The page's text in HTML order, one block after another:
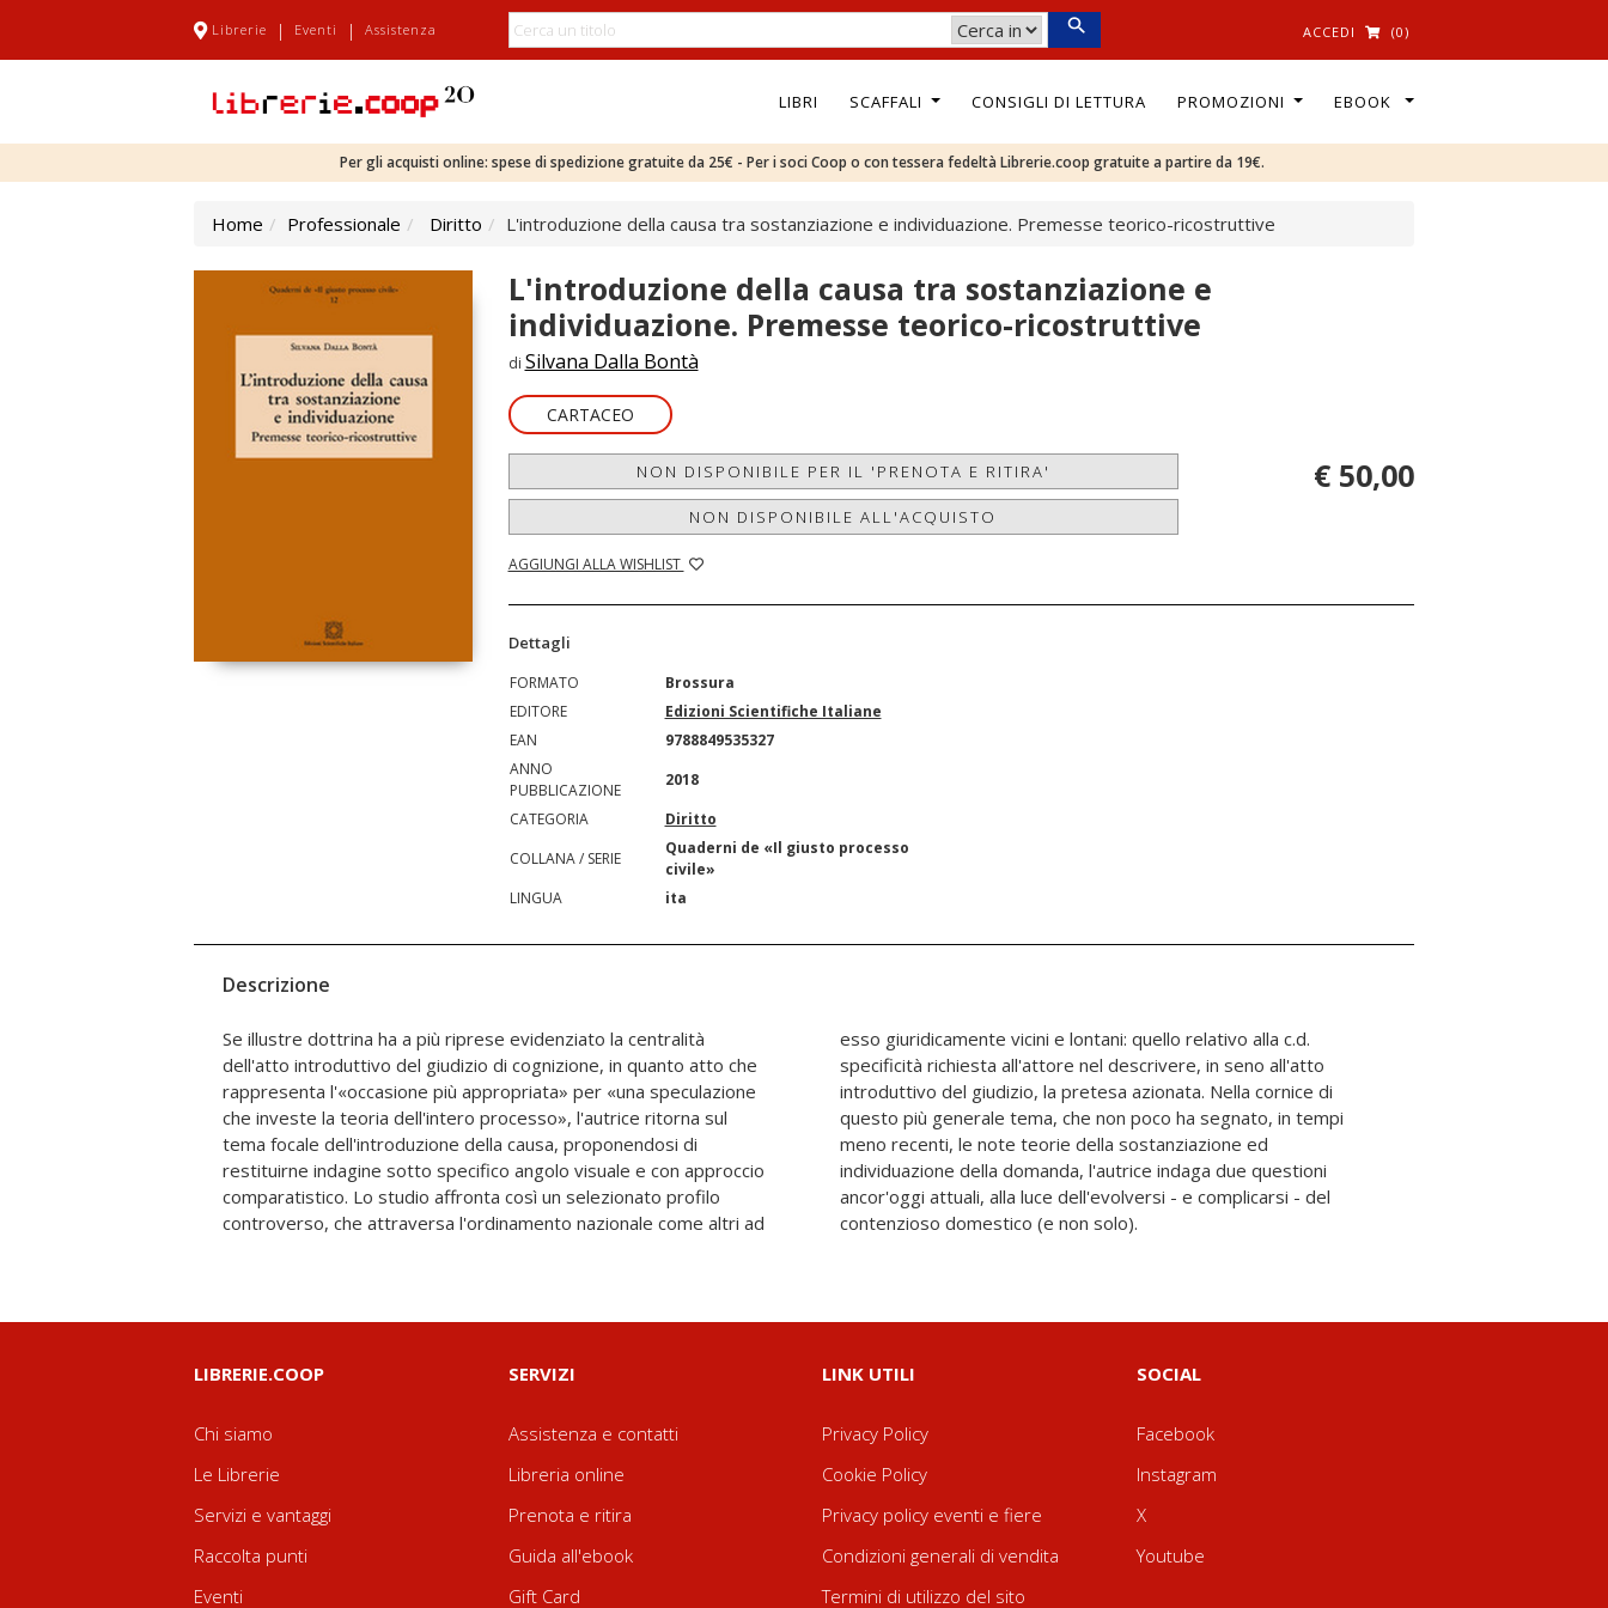
Librerie | Eventi | Assistenza ACCEDI (0)
LIBRI SCAFFALI CONSIGLI DI LETTURA PROMOZIONI EBOOK
Per gli acquisti online: spese di spedizione gratuite da 25€ - Per i soci Coop o con tessera fedeltà Librerie.coop gratuite a partire da 19€.
Home Professionale Diritto L'introduzione della causa tra sostanziazione e individuazione. Premesse teorico-ricostruttive
L'introduzione della causa tra sostanziazione e
individuazione. Premesse teorico-ricostruttive
di Silvana Dalla Bontà
CARTACEO
NON DISPONIBILE PER IL 'PRENOTA E RITIRA'
NON DISPONIBILE ALL'ACQUISTO
AGGIUNGI ALLA WISHLIST
€ 50,00
Dettagli
FORMATO
Brossura
EDITORE
Edizioni Scientifiche Italiane
EAN
9788849535327
ANNO
PUBBLICAZIONE
2018
CATEGORIA
Diritto
COLLANA / SERIE
Quaderni de «Il giusto processo
civile»
LINGUA
ita
Descrizione
Se illustre dottrina ha a più riprese evidenziato la centralità
dell'atto introduttivo del giudizio di cognizione, in quanto atto che
rappresenta l'«occasione più appropriata» per «una speculazione
che investe la teoria dell'intero processo», l'autrice ritorna sul
tema focale dell'introduzione della causa, proponendosi di
restituirne indagine sotto specifico angolo visuale e con approccio
comparatistico. Lo studio affronta così un selezionato profilo
controverso, che attraversa l'ordinamento nazionale come altri ad
esso giuridicamente vicini e lontani: quello relativo alla c.d.
specificità richiesta all'attore nel descrivere, in seno all'atto
introduttivo del giudizio, la pretesa azionata. Nella cornice di
questo più generale tema, che non poco ha segnato, in tempi
meno recenti, le note teorie della sostanziazione ed
individuazione della domanda, l'autrice indaga due questioni
ancor'oggi attuali, alla luce dell'evolversi - e complicarsi - del
contenzioso domestico (e non solo).
LIBRERIE.COOP
Chi siamo
Le Librerie
Servizi e vantaggi
Raccolta punti
Eventi
SERVIZI
Assistenza e contatti
Libreria online
Prenota e ritira
Guida all'ebook
Gift Card
LINK UTILI
Privacy Policy
Cookie Policy
Privacy policy eventi e fiere
Condizioni generali di vendita
Termini di utilizzo del sito
SOCIAL
Facebook
Instagram
X
Youtube